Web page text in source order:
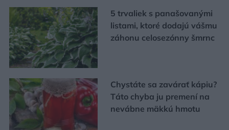
5 trvaliek s panašovanými
listami, ktoré dodajú vášmu
záhonu celosezónny šmrnc
Chystáte sa zavárať kápiu?
Táto chyba ju premení na
nevábne mäkkú hmotu